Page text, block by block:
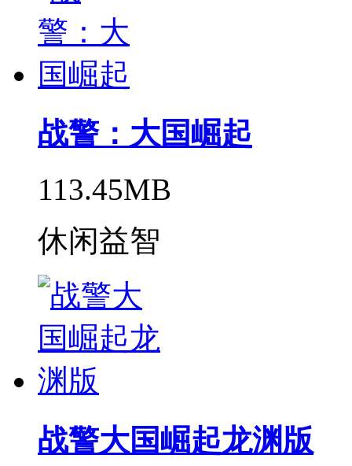
战警：大国崛起
113.45MB
休闲益智
战警大国崛起龙渊版